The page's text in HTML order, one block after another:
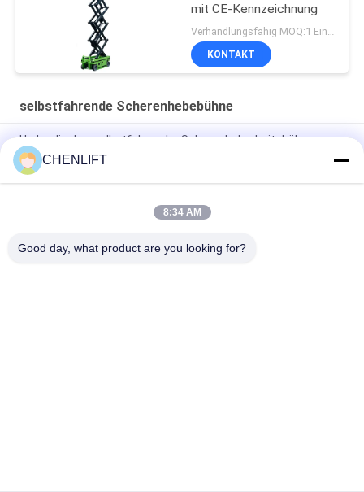
mit CE-Kennzeichnung
KONTAKT
selbstfahrende Scherenhebebühne
Hydraulischer selbstfahrender Scherenhubarbeitsbühne
Elektro X-lift 8 Meter 450 kg Tragfähigkeit
6m Plattformhöhe Selbstfahrende Scherenarbeitsbühne mit
CHENLIFT
8:34 AM
Good day, what product are you looking for?